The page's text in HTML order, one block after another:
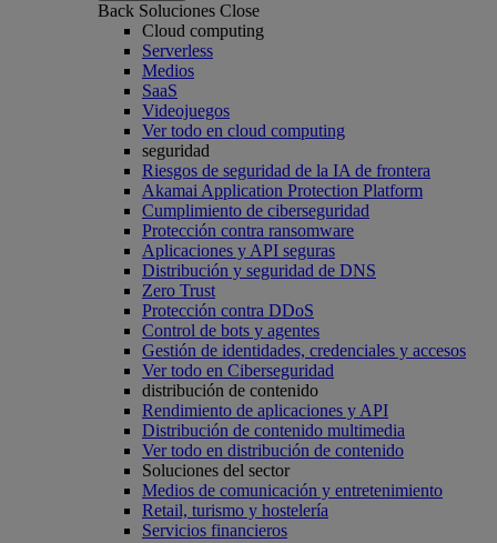
Back Soluciones Close
Cloud computing
Serverless
Medios
SaaS
Videojuegos
Ver todo en cloud computing
seguridad
Riesgos de seguridad de la IA de frontera
Akamai Application Protection Platform
Cumplimiento de ciberseguridad
Protección contra ransomware
Aplicaciones y API seguras
Distribución y seguridad de DNS
Zero Trust
Protección contra DDoS
Control de bots y agentes
Gestión de identidades, credenciales y accesos
Ver todo en Ciberseguridad
distribución de contenido
Rendimiento de aplicaciones y API
Distribución de contenido multimedia
Ver todo en distribución de contenido
Soluciones del sector
Medios de comunicación y entretenimiento
Retail, turismo y hostelería
Servicios financieros